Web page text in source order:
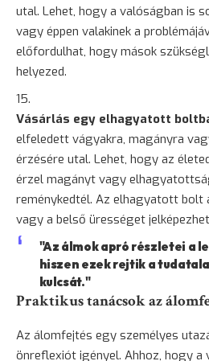
utal. Lehet, hogy a valóságban is
vagy éppen valakinek a
előfordulhat, hogy mások
helyezed.
Vásárlás egy elhagyatott
elfeledett vágyakra, magányra
érzésére utal. Lehet, hogy az
érzel magányt vagy
reménykedtél. Az elhagyatott bolt
vagy a belső ürességet
"Az álmok apró részletei a
hiszen ezek rejtik a
kulcsát."
Praktikus tanácsok az
Az álomfejtés egy személyes
önreflexiót igényel. Ahhoz, hogy a